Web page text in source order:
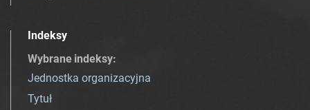
Indeksy
Wybrane indeksy:
Jednostka organizacyjna
Tytuł